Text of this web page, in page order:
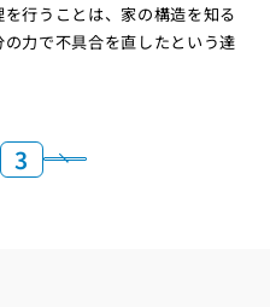
行うことは、家の構造を知る
力で不具合を直したという達
3